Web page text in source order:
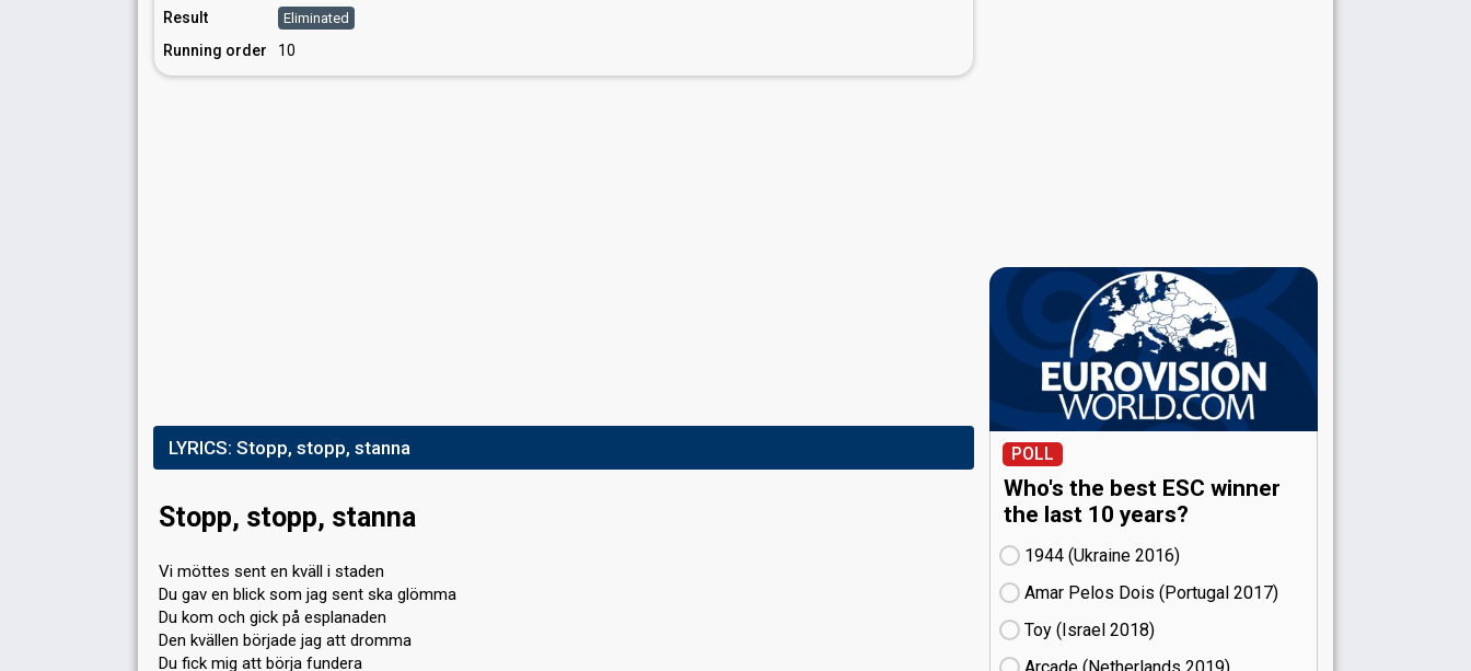
Result Eliminated
Running order 10
LYRICS: Stopp, stopp, stanna
Stopp, stopp, stanna
Vi möttes sent en kväll i staden
Du gav en blick som jag sent ska glömma
Du kom och gick på esplanaden
Den kvällen började jag att dromma
Du fick mig att börja fundera
POLL
Who's the best ESC winner
the last 10 years?
1944 (Ukraine
16)
Amar Pelos Dois (Portugal
17)
Toy (Israel
18)